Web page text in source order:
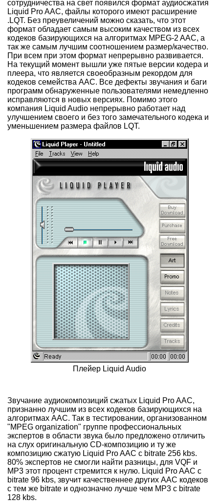
сотрудничества на свет появился формат аудиосжатия
Liquid Pro AAC, файлы которого имеют расширение
.LQT. Без преувеличений можно сказать, что этот
формат обладает самым высоким качеством из всех
кодеков базирующихся на алгоритмах MPEG-2 AAC, а
так же самым лучшим соотношением размер/качество.
При всем при этом формат непрерывно развивается.
На текущий момент вышли уже пятые версии кодера и
плеера, что является своеобразным рекордом для
кодеков семейства AAC. Все дефекты звучания и баги
программ обнаруженные пользователями немедленно
исправляются в новых версиях. Помимо этого
компания Liquid Audio непрерывно работает над
улучшением своего и без того замечательного кодека и
уменьшением размера файлов LQT.
Плейер Liquid Audio
Звучание аудиокомпозиций сжатых Liquid Pro AAC,
признанно лучшим из всех кодеков базирующихся на
алгоритмах AAC. Так в тестировании, организованном
"MPEG organization" группе профессиональных
экспертов в области звука было предложено отличить
на слух оригинальную CD-композицию и ту же
композицию сжатую Liquid Pro AAC с bitrate 256 kbs.
80% экспертов не смогли найти разницы, для VQF и
MP3 этот процент стремится к нулю. Liquid Pro AAC с
bitrate 96 kbs, звучит качественнее других AAC кодеков
с тем же bitrate и однозначно лучше чем MP3 с bitrate
128 kbs.